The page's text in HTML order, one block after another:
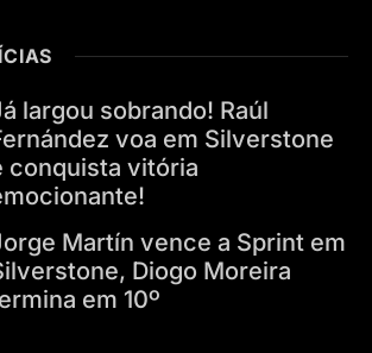
largou sobrando! Raúl
voa em Silverstone
conquista vitória
Martín vence a Sprint em
Diogo Moreira
em 10º